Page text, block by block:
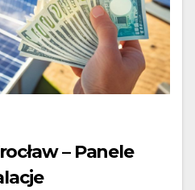
– Panele